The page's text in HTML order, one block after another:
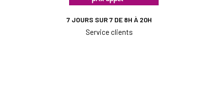
7 JOURS SUR 7 DE 8H À 20H
Service clients